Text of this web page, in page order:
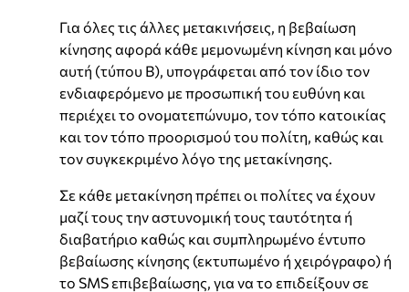
Για όλες τις άλλες μετακινήσεις, η βεβαίωση
κίνησης αφορά κάθε μεμονωμένη κίνηση και μόνο
αυτή (τύπου Β), υπογράφεται από τον ίδιο τον
ενδιαφερόμενο με προσωπική του ευθύνη και
περιέχει το ονοματεπώνυμο, τον τόπο κατοικίας
και τον τόπο προορισμού του πολίτη, καθώς και
τον συγκεκριμένο λόγο της μετακίνησης.
Σε κάθε μετακίνηση πρέπει οι πολίτες να έχουν
μαζί τους την αστυνομική τους ταυτότητα ή
διαβατήριο καθώς και συμπληρωμένο έντυπο
βεβαίωσης κίνησης (εκτυπωμένο ή χειρόγραφο) ή
το SMS επιβεβαίωσης, για να το επιδείξουν σε